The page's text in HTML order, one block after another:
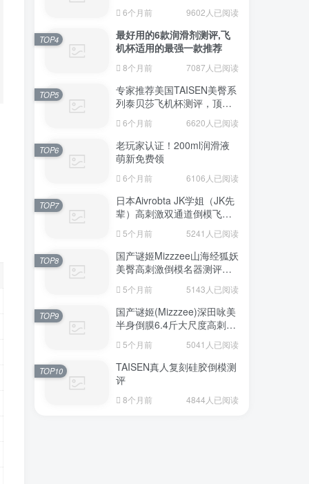
致真实感的资深玩家
6个月前 9602人已阅读
最好用的6款润滑剂测评,飞
机杯适用的最强一款推荐
8个月前 7087人已阅读
TOP4
专家推荐美国TAISEN美臀系
列泰贝莎飞机杯测评，顶级
品质带来极致享受!
6个月前 6620人已阅读
TOP5
老玩家认证！200ml润滑液
萌新免费领
6个月前 6106人已阅读
TOP6
日本Aivrobta JK学姐（JK先
辈）高刺激双通道倒模飞机
杯深度测评报告
5个月前 5241人已阅读
TOP7
国产谜姬Mizzzee山海经狐妖
美臀高刺激倒模名器测评报
5个月前 5143人已阅读
TOP8
国产谜姬(Mizzzee)深田咏美
半身倒膜6.4斤大尺度高刺激
5个月前 5041人已阅读
TOP9
TAISEN真人复刻硅胶倒模测
评
8个月前 4844人已阅读
TOP10